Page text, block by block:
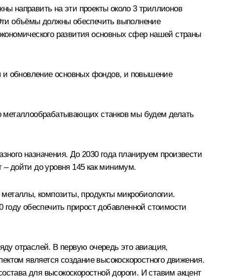
направить на эти проекты около 3 триллионов
объёмы должны обеспечить выполнение
развития основных сфер нашей страны
и обновление основных фондов, и повышение
металлообрабатывающих станков мы будем делать
назначения. До 2030 года планируем произвести
– дойти до уровня 145 как минимум.
композиты, продукты микробиологии.
обеспечить прирост добавленной стоимости
отраслей. В первую очередь это авиация,
является создание высокоскоростного движения.
для высокоскоростной дороги. И ставим акцент